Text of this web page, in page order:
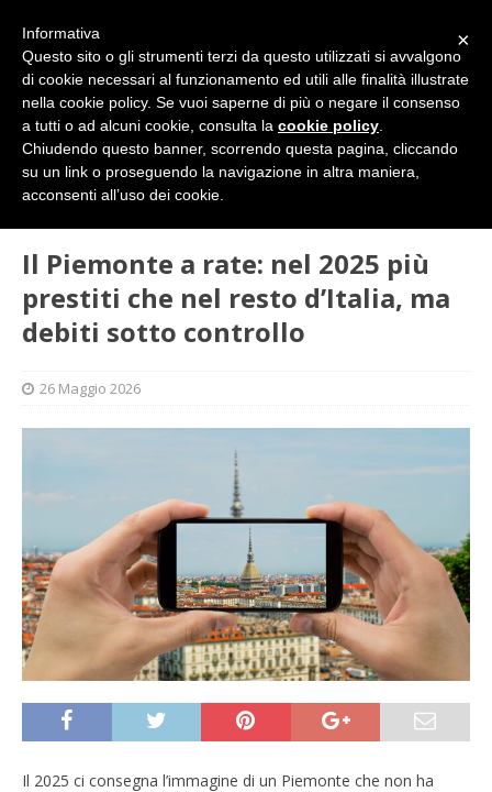
ECONOMIA
Il Piemonte a rate: nel 2025 più
prestiti che nel resto d’Italia, ma debiti sotto controllo
Il Piemonte a rate: nel 2025 più
prestiti che nel resto d’Italia, ma
debiti sotto controllo
26 Maggio 2026
Il 2025 ci consegna l’immagine di un Piemonte che non ha
×
Informativa
Questo sito o gli strumenti terzi da questo utilizzati si avvalgono
di cookie necessari al funzionamento ed utili alle finalità illustrate
nella cookie policy. Se vuoi saperne di più o negare il consenso
a tutti o ad alcuni cookie, consulta la cookie policy
Chiudendo questo banner, scorrendo questa pagina, cliccando
su un link o proseguendo la navigazione in altra maniera,
acconsenti all’uso dei cookie.